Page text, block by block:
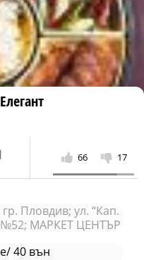
66 17
Пловдив; ул. “Кап.
№52; МАРКЕТ ЦЕНТЪР
40 вън